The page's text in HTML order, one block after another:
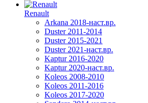
Renault
Arkana 2018-наст.вр.
Duster 2011-2014
Duster 2015-2021
Duster 2021-наст.вр.
Kaptur 2016-2020
Kaptur 2020-наст.вр.
Koleos 2008-2010
Koleos 2011-2016
Koleos 2017-2020